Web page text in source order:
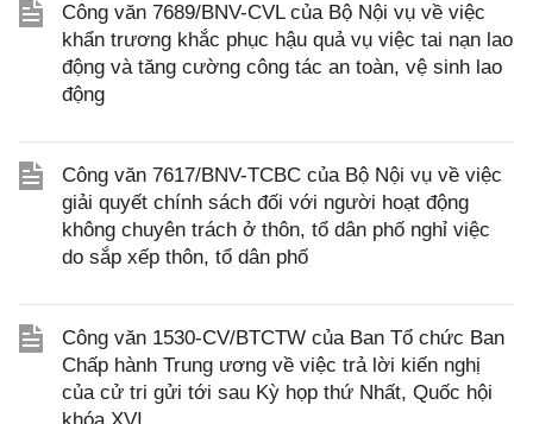
Công văn 7689/BNV-CVL của Bộ Nội vụ về việc
khẩn trương khắc phục hậu quả vụ việc tai nạn lao
động và tăng cường công tác an toàn, vệ sinh lao
động
Công văn 7617/BNV-TCBC của Bộ Nội vụ về việc
giải quyết chính sách đối với người hoạt động
không chuyên trách ở thôn, tổ dân phố nghỉ việc
do sắp xếp thôn, tổ dân phố
Công văn 1530-CV/BTCTW của Ban Tổ chức Ban
Chấp hành Trung ương về việc trả lời kiến nghị
của cử tri gửi tới sau Kỳ họp thứ Nhất, Quốc hội